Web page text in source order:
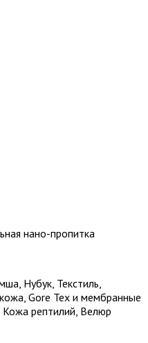
нано-пропитка
Нубук, Текстиль,
Gore Tex и мембранные
Кожа рептилий, Велюр